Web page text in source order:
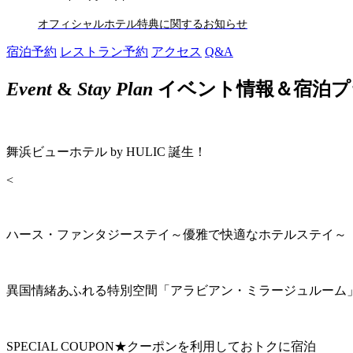
オフィシャルホテル特典に関するお知らせ
宿泊予約 レストラン予約 アクセス Q&A
Event& Stay Plan イベント情報＆宿泊
舞浜ビューホテル by HULIC 誕生！
<
ハース・ファンタジーステイ～優雅で快適なホテルステイ～
異国情緒あふれる特別空間「アラビアン・ミラージュルーム
SPECIAL COUPON★クーポンを利用しておトクに宿泊